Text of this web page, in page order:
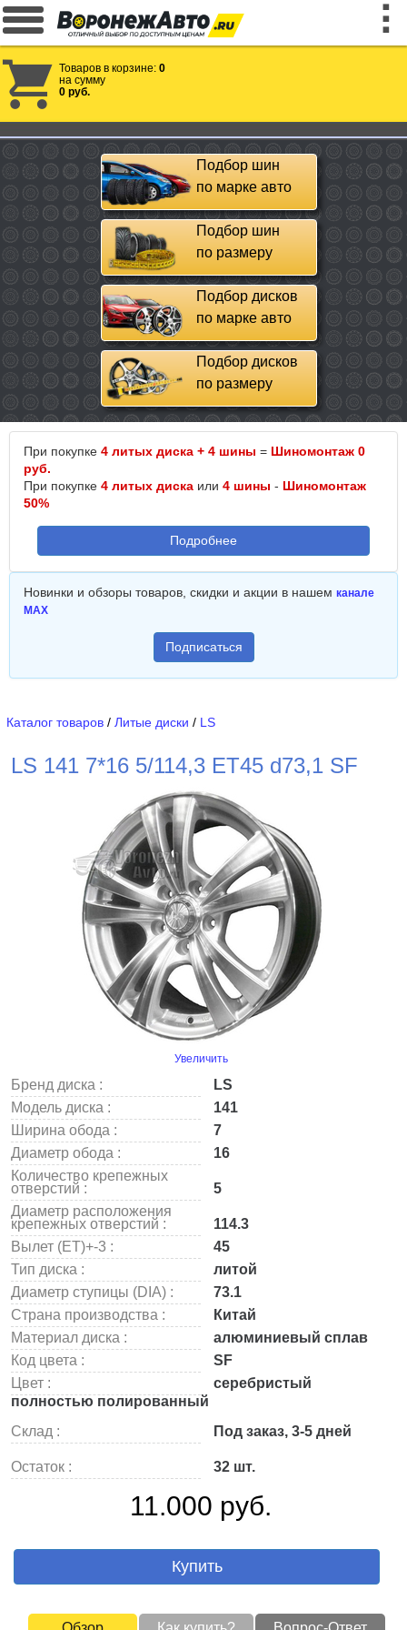
Товаров в корзине: 0
на сумму
0 руб.
Подбор шин
по марке авто
Подбор шин
по размеру
Подбор дисков
по марке авто
Подбор дисков
по размеру
При покупке 4 литых диска + 4 шины = Шиномонтаж 0
руб.
При покупке 4 литых диска или 4 шины - Шиномонтаж
50%
Подробнее
Новинки и обзоры товаров, скидки и акции в нашем канале
MAX
Подписаться
Каталог товаров / Литые диски / LS
LS 141 7*16 5/114,3 ET45 d73,1 SF
Увеличить
Бренд диска :
LS
Модель диска :
141
Ширина обода :
7
Диаметр обода :
16
Количество крепежных
отверстий :
5
Диаметр расположения
крепежных отверстий :
114.3
Вылет (ET)+-3 :
45
Тип диска :
литой
Диаметр ступицы (DIA) :
73.1
Страна производства :
Китай
Материал диска :
алюминиевый сплав
Код цвета :
SF
Цвет :
серебристый
полностью полированный
Склад :
Под заказ, 3-5 дней
Остаток : 32 шт.
11.000 руб.
Купить